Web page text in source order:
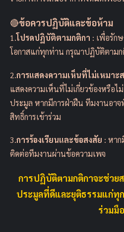
🔴ข้อควรปฏิบัติและข้อห้าม
1.โปรดปฏิบัติตามกติกา : เพื่อรัก
โอกาสแก่ทุกท่าน กรุณาปฏิบัติตามก
2.การแสดงความเห็นที่ไม่เหมาะ
แสดงความเห็นที่ไม่เกี่ยวข้องหรือไ
ประมูล หากมีการฝ่าฝืน ทีมงานอา
สิทธิ์การเข้าร่วม
3.การร้องเรียนและข้อสงสัย : หา
ติดต่อทีมงานผ่านข้อความเพจ
การปฏิบัติตามกติกาจะช่วย
ประมูลที่ดีและยุติธรรมแก่
ร่วมมือ